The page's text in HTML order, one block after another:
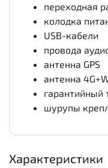
переходная
колодка
USB-кабели
провода
антенна GPS
антенна
гарантийный
шурупы
Характеристики